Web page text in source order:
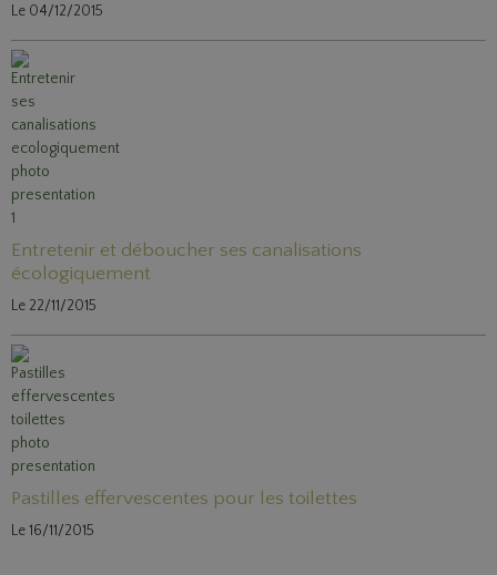
Le 04/12/2015
Entretenir et déboucher ses canalisations
écologiquement
Le 22/11/2015
Pastilles effervescentes pour les toilettes
Le 16/11/2015